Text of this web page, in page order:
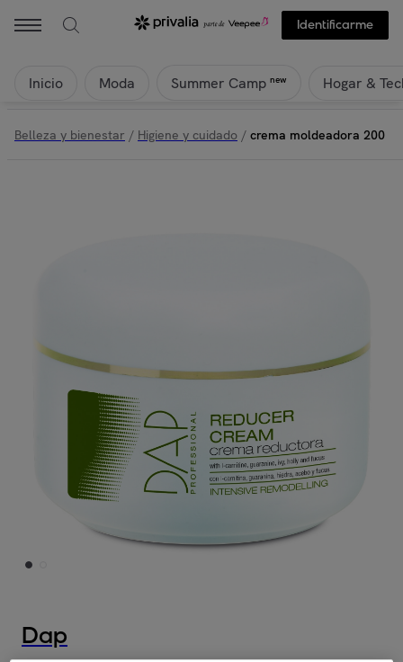
Identificarme
Inicio Moda Summer Camp new Hogar &
Belleza y bienestar / Higiene y cuidado / crema moldeadora 200
Dap